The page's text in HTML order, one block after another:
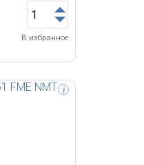
В избранное
i